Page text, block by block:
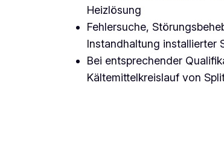
Heizlösung
Fehlersuche,
Instandhaltung installierter
Bei entsprechender
Kältemittelkreislauf von